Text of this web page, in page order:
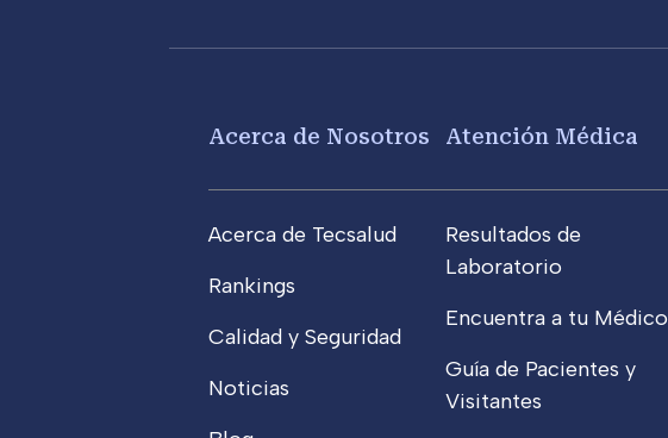
Acerca de Nosotros
Acerca de Tecsalud
Rankings
Calidad y Seguridad
Noticias
Atención Médica
Resultados de
Laboratorio
Encuentra a tu Médico
Guía de Pacientes y
Visitantes